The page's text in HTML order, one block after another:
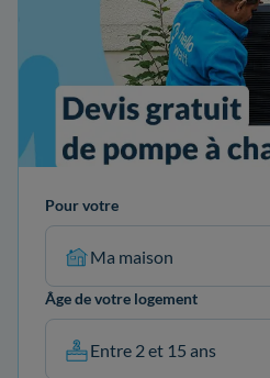
Pour votre
Ma maison
Âge de votre logement
Entre 2 et 15 ans